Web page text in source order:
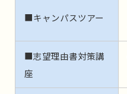
■キャンパスツアー
■志望理由書対策講
座